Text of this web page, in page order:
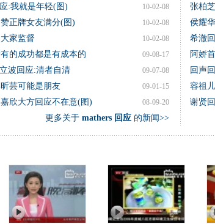
10-02-08
:我就是年轻(图)
10-02-08
正牌女友满分(图)
10-02-08
家监督
09-08-17
的成功都是有成本的
09-07-08
波回应:清者自清
09-01-15
芸可能是朋友
08-09-20
欣大方回应不在意(图)
更多关于 mathers 回应的新闻>>
张柏
侯耀
希澈
阿娇
回声
容祖
谢贤